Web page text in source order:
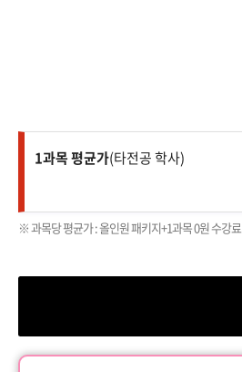
1과목 평균가(타전공 학사)
※ 과목당 평균가 : 올인원 패키지+1과목 0원 수강